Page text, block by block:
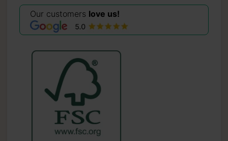
Our customers love us!